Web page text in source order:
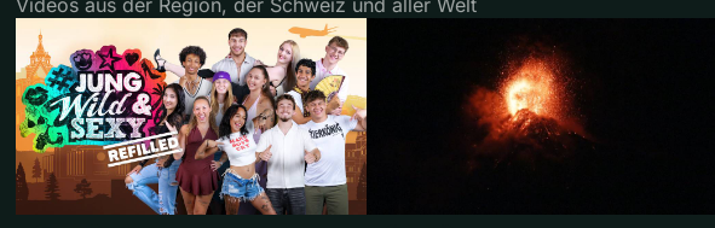
Videos aus der Region, der Schweiz und aller Welt